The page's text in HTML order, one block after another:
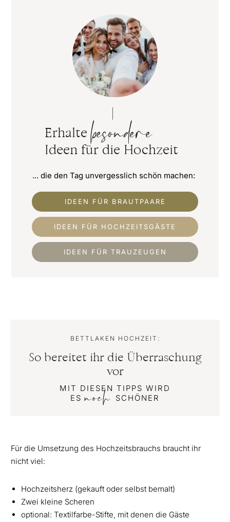
Erhaltebesondere
Ideen für die Hochzeit
... die den Tag unvergesslich schön machen:
IDEEN FÜR BRAUTPAARE
IDEEN FÜR HOCHZEITSGÄSTE
IDEEN FÜR TRAUZEUGEN
BETTLAKEN HOCHZEIT:
So bereitet ihr die Überraschung
vor
MIT DIESEN TIPPS WIRD
ESnoch SCHÖNER
Für die Umsetzung des Hochzeitsbrauchs braucht ihr
nicht viel:
Hochzeitsherz (gekauft oder selbst bemalt)
Zwei kleine Scheren
optional: Textilfarbe-Stifte, mit denen die Gäste